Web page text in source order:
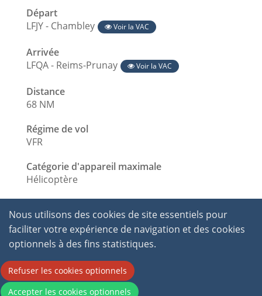
Nous utilisons des cookies de site essentiels pour
faciliter votre expérience de navigation et des cookies
optionnels à des fins statistiques.
Refuser les cookies optionnels
Accepter les cookies optionnels
Départ
LFJY - Chambley
Voir la VAC
Arrivée
LFQA - Reims-Prunay
Voir la VAC
Distance
68 NM
Régime de vol
VFR
Catégorie d'appareil maximale
Hélicoptère
2026 © International Virtual Aviation Organisation.